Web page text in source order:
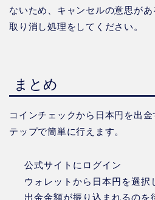
ないため、キャンセルの意思が
取り消し処理をしてください。
まとめ
コインチェックから日本円を出
テップで簡単に行えます。
公式サイトにログイン
ウォレットから日本円を選択
出金金額が振り込まれるのを